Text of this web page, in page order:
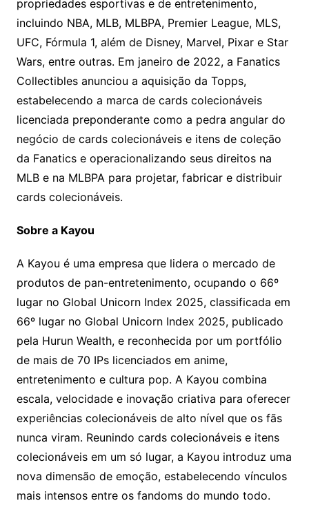
propriedades esportivas e de entretenimento,
incluindo NBA, MLB, MLBPA, Premier League, MLS,
UFC, Fórmula 1, além de Disney, Marvel, Pixar e Star
Wars, entre outras. Em janeiro de 2022, a Fanatics
Collectibles anunciou a aquisição da Topps,
estabelecendo a marca de cards colecionáveis ​​
licenciada preponderante como a pedra angular do
negócio de cards colecionáveis ​​e itens de coleção ​​
da Fanatics e operacionalizando seus direitos na
MLB e na MLBPA para projetar, fabricar e distribuir
cards colecionáveis.
Sobre a Kayou
A Kayou é uma empresa que lidera o mercado de
produtos de pan-entretenimento, ocupando o 66º
lugar no Global Unicorn Index 2025, classificada em
66º lugar no Global Unicorn Index 2025, publicado
pela Hurun Wealth, e reconhecida por um portfólio
de mais de 70 IPs licenciados em anime,
entretenimento e cultura pop. A Kayou combina
escala, velocidade e inovação criativa para oferecer
experiências colecionáveis ​​de alto nível que os fãs
nunca viram. Reunindo cards colecionáveis ​​e itens
colecionáveis ​​em um só lugar, a Kayou introduz uma
nova dimensão de emoção, estabelecendo vínculos
mais intensos entre os fandoms do mundo todo.